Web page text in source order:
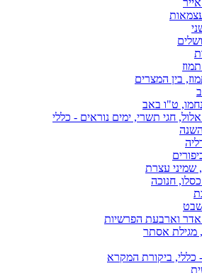
בין המצרים
ט"ו באב
חגי תשרי, ימים נוראים - כללי
שמיני עצרת
חנוכה
וארבעת הפרשיות
מגילת אסתר
כללי, ביקורת המקרא